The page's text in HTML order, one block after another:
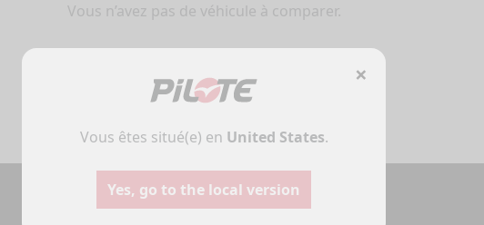
Vous n’avez pas de véhicule à comparer.
×
Vous êtes situé(e) en United States.
Yes, go to the local version